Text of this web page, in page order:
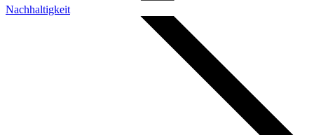
Nachhaltigkeit